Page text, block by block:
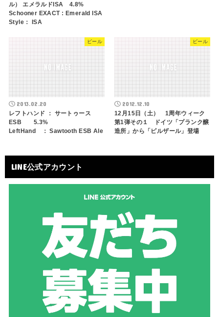
ル） エメラルドISA 4.8%
Schooner EXACT : Emerald ISA
Style： ISA
ビール
2013.02.20
レフトハンド ： サートゥース
ESB 5.3%
LeftHand ： Sawtooth ESB Ale
ビール
2012.12.10
12月15日（土） 1周年ウィーク
第1弾その１ ドイツ「プランク醸
造所」から「ピルザール」登場
LINE公式アカウント